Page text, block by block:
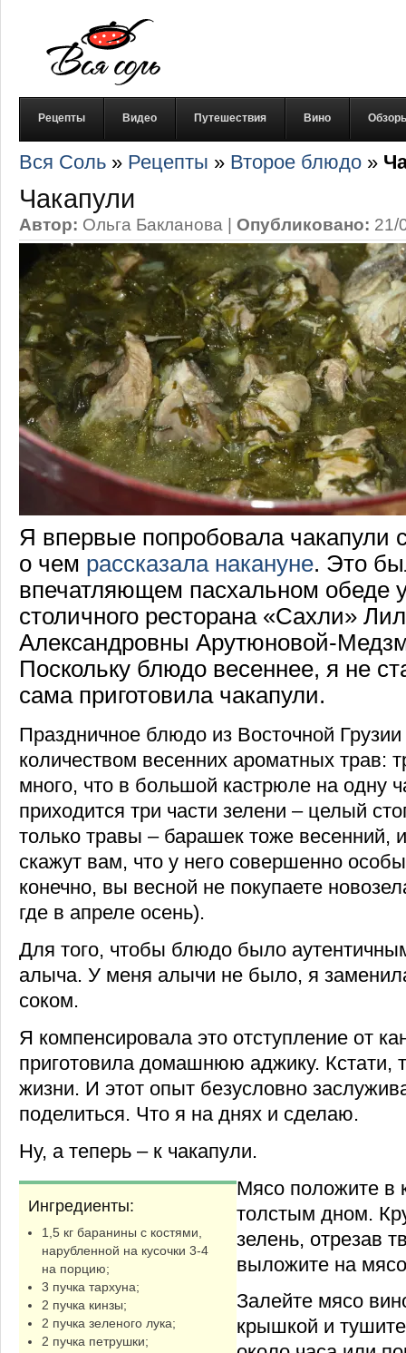
Рецепты Видео Путешествия Вино
Вся Соль » Рецепты » Второе блюдо »
Чакапули
Автор: Ольга Бакланова | Опубликовано: 21/
Я впервые попробовала чакапули
о чем рассказала накануне. Это
впечатляющем пасхальном обеде
столичного ресторана «Сахли»
Александровны Арутюновой-
Поскольку блюдо весеннее, я не
сама приготовила чакапули.
Праздничное блюдо из Восточной
количеством весенних ароматных трав:
много, что в большой кастрюле на одну
приходится три части зелени – целый
только травы – барашек тоже весенний,
скажут вам, что у него совершенно
конечно, вы весной не покупаете
где в апреле осень).
Для того, чтобы блюдо было
алыча. У меня алычи не было, я
соком.
Я компенсировала это отступление от
приготовила домашнюю аджику. Кстати,
жизни. И этот опыт безусловно
поделиться. Что я на днях и сделаю.
Ну, а теперь – к чакапули.
Ингредиенты:
1,5 кг баранины с костями,
нарубленной на кусочки 3-4
на порцию;
3 пучка тархуна;
2 пучка кинзы;
2 пучка зеленого лука;
2 пучка петрушки;
Мясо положите в
толстым дном.
зелень, отрезав
выложите на
Залейте мясо
крышкой и